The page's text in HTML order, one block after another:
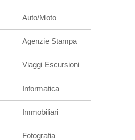
Auto/Moto
Agenzie Stampa
Viaggi Escursioni
Informatica
Immobiliari
Fotografia